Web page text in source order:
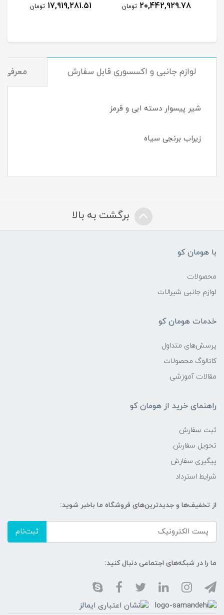
20,442,929.78 تومان 17,919,281.51 تومان
لوازم جانبی و اکسسوری قابل سفارش معرفی
شیر پیسوار دسته ابی و قرمز
زیراب برنجی سیاه
برگشت به بالا
با هومان کو
محصولات
لوازم جانبی شیرالات
خدمات هومان کو
پرسش‌های متداول
کاتالوگ محصولات
مقالات آموزشی
راهنمای خرید از هومان کو
ثبت سفارش
تحویل سفارش
پیگیری سفارش
شرایط استرداد
از تخفیف‌ها و جدیدترین‌های فروشگاه ما باخبر شوید:
ثبت‌نام
ما را در شبکه‌های اجتماعی دنبال کنید: